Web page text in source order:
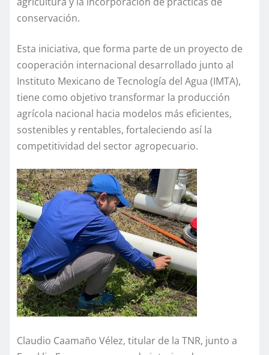
conservación.
Esta iniciativa, que forma parte de un proyecto de
cooperación internacional desarrollado junto al
Instituto Mexicano de Tecnología del Agua (IMTA),
tiene como objetivo transformar la producción
agrícola nacional hacia modelos más eficientes,
sostenibles y rentables, fortaleciendo así la
competitividad del sector agropecuario.
Claudio Caamaño Vélez, titular de la TNR, junto a